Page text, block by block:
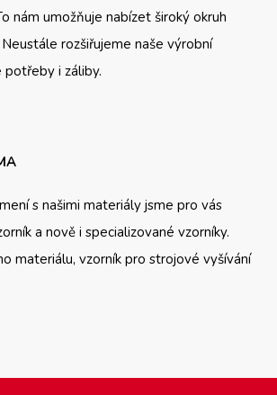
nám umožňuje nabízet široký okruh
rozšiřujeme naše výrobní
i záliby.
s našimi materiály jsme pro vás
a nově i specializované vzorníky.
materiálu, vzorník pro strojové vyšívání